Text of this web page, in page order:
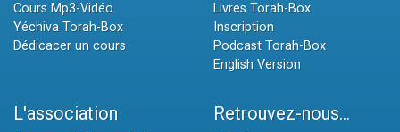
Cours Mp3-Vidéo
Yéchiva Torah-Box
Dédicacer un cours
Livres Torah-Box
Inscription
Podcast Torah-Box
English Version
L'association Retrouvez-nous...